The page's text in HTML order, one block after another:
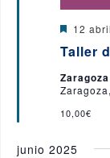
Taller
D
s
a
c
d
12
10,00€
junio 2025